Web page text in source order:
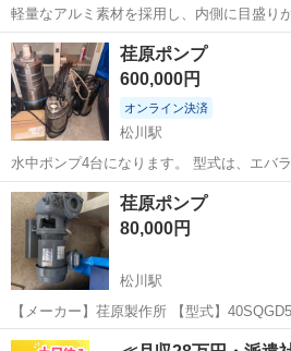
軽量なアルミ素材を採用し、内側に目盛り
に最適なクッカーセットです。 - ブランド: Snow Peak 品名 トレッ
ク1400 - 素材: アルミニウム - 機能: 目盛り
福島 二本松市 二本松駅
荏原ポンプ
600,000円
オンライン決済
松川駅
水中ポンプ4台になります。 型式は、エバラ P717 5.4 が二台定価16万
もう一つは、50BMSP 2/52.2 が2台定価96万 P717 5.4 の一台は一
福島 二本松市 松川駅
荏原ポンプ
80,000円
松川駅
【メーカー】荏原製作所 【型式】
●かんがい ●雨水排水 ●融雪散水 【特徴】
福島 二本松市 松川駅 その他